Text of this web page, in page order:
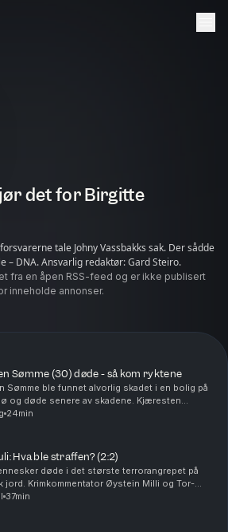
det for Birgitte
tale Johny Vassbakks sak. Der sådde
– DNA. Ansvarlig redaktør: Gard Steiro.
fra en åpen RSS-feed og er ikke publisert
inneholde annonser.
Sømme (30) døde - så kom ryktene
Sømme ble funnet alvorlig skadet i en bolig på
og døde senere av skadene. Kjæresten
er siktet for drap, men nekter straffskyld. I
24min
Hva ble straffen? (2:2)
døde i det største terrorangrepet på
jord. Krimkommentator Øystein Milli og Tor-
Thømt Ruud går gjennom etterspillet av 22. juli i
37min